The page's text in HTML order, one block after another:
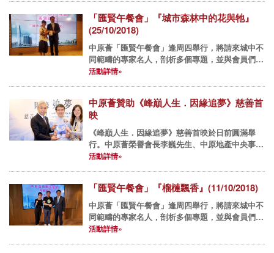
「匯賢午餐會」『城市森林中的花與牠』
(25/10/2018)
中原薈「匯賢午餐會」逢周四舉行，將請來城中不
同範疇的專家名人，剖析多個專題，並與會員們享
用佳餚，互相交流經驗。 2018年午餐會： 10月25
活動詳情»
中原薈贊助《峰巔人生．因緣追夢》慈善首
映
《峰巔人生．因緣追夢》慈善首映於日前圓滿舉
行。中原薈榮譽會長李巍先生、中原地產中央事務
部執行董事蘇丹莉小姐及中原員工均有到場支持，
活動詳情»
「匯賢午餐會」『榴槤飄香』(11/10/2018)
中原薈「匯賢午餐會」逢周四舉行，將請來城中不
同範疇的專家名人，剖析多個專題，並與會員們享
用佳餚，互相交流經驗。 2018年午餐會： 10月11
活動詳情»